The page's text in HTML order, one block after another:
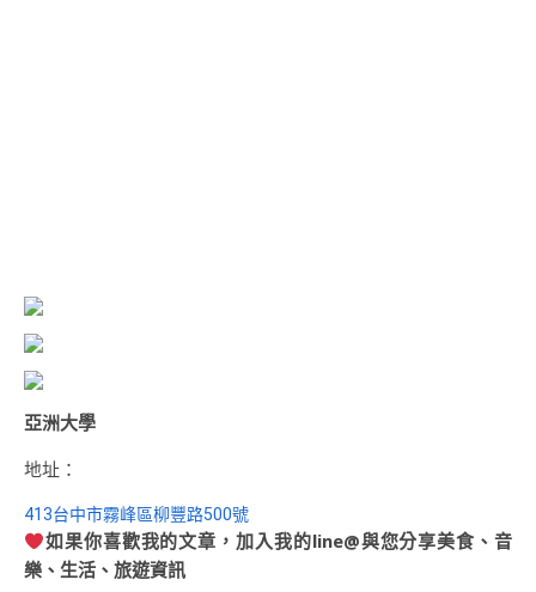
亞洲大學
地址：
413台中市霧峰區柳豐路500號
如果你喜歡我的文章，加入我的line@與您分享美食、音
樂、生活、旅遊資訊